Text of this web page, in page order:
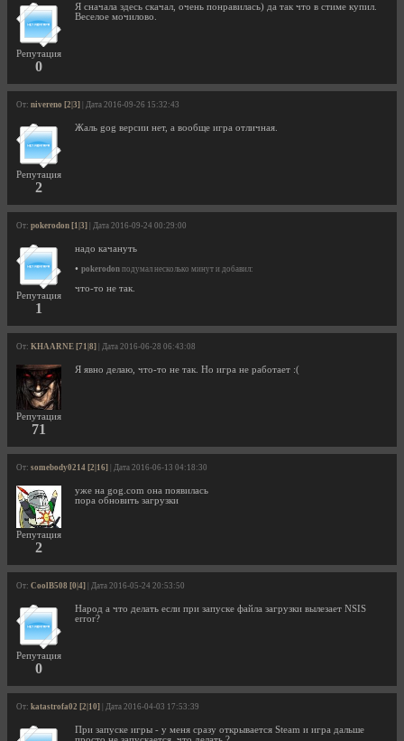
Репутация
0
Я сначала здесь скачал, очень понравилась) да так что в стиме купил.
Веселое мочилово.
От: nivereno [2|3] | Дата 2016-09-26 15:32:43
Репутация
2
Жаль gog версии нет, а вообще игра отличная.
От: pokerodon [1|3] | Дата 2016-09-24 00:29:00
Репутация
1
надо качануть
• pokerodon подумал несколько минут и добавил:
что-то не так.
От: KHAARNE [71|8] | Дата 2016-06-28 06:43:08
Репутация
71
Я явно делаю, что-то не так. Но игра не работает :(
От: somebody0214 [2|16] | Дата 2016-06-13 04:18:30
Репутация
2
уже на gog.com она появилась
пора обновить загрузки
От: CoolB508 [0|4] | Дата 2016-05-24 20:53:50
Репутация
0
Народ а что делать если при запуске файла загрузки вылезает NSIS
error?
От: katastrofa02 [2|10] | Дата 2016-04-03 17:53:39
При запуске игры - у меня сразу открывается Steam и игра дальше